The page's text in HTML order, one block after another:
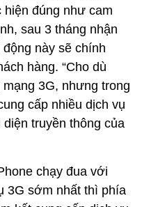
đúng như cam
sau 3 tháng nhận
này sẽ chính
hàng. “Cho dù
3G, nhưng trong
cấp nhiều dịch vụ
truyền thông của
chạy đua với
3G sớm nhất thì phía